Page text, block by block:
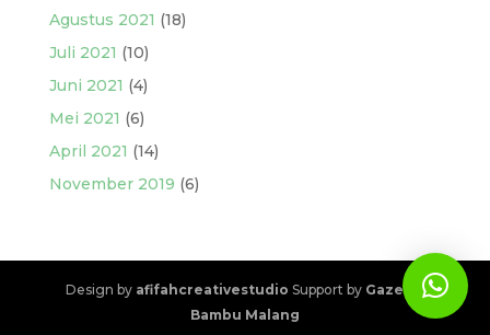
Agustus 2021 (18)
Juli 2021 (10)
Juni 2021 (4)
Mei 2021 (6)
April 2021 (14)
November 2019 (6)
Design by afifahcreativestudio Support by Gazebo
Bambu Malang